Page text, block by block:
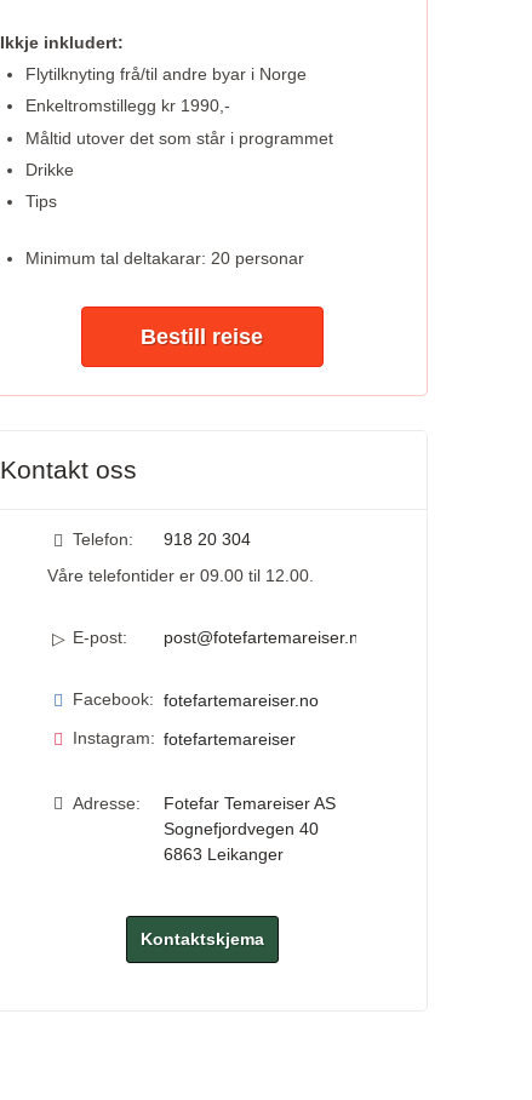
Ikkje inkludert:
Flytilknyting frå/til andre byar i Norge
Enkeltromstillegg kr 1990,-
Måltid utover det som står i programmet
Drikke
Tips
Minimum tal deltakarar: 20 personar
Bestill reise
Kontakt oss
Telefon:
918 20 304
Våre telefontider er 09.00 til 12.00.
E-post: post@fotefartemareiser.no
Facebook: fotefartemareiser.no
Instagram: fotefartemareiser
Adresse:
Fotefar Temareiser AS
Sognefjordvegen 40
6863 Leikanger
Kontaktskjema